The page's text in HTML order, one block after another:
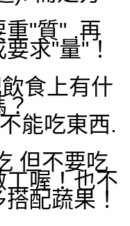
重"質" .再
求"量"！
飲食上有什
能吃東西.
但不要吃
喔！也不
配蔬果！